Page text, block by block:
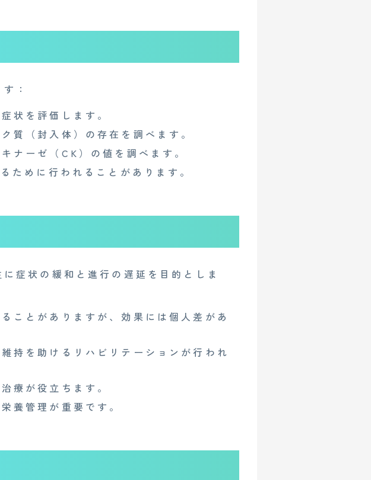
：
状を評価します。
質（封入体）の存在を調べます。
ナーゼ（CK）の値を調べます。
ために行われることがあります。
症状の緩和と進行の遅延を目的としま
ことがありますが、効果には個人差があ
持を助けるリハビリテーションが行われ
療が役立ちます。
養管理が重要です。
ンターン 個人情報保護方針